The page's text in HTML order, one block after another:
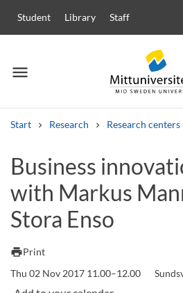
Student Library Staff
menu
Menu
Start Research Research centers
Other search services
Courses and programmes
Job vacancies
Business
with Markus
Stora Enso
printPrint
Thu 02 Nov 2017 11.00–12.00